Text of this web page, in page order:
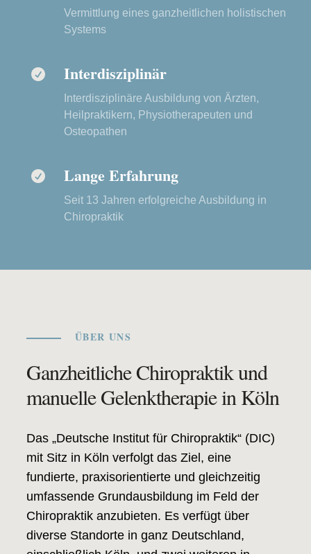
Vermittlung eines ganzheitlichen holistischen
Systems
 Interdisziplinär
Interdisziplinäre Ausbildung von Ärzten,
Heilpraktikern, Physiotherapeuten und
Osteopathen
 Lange Erfahrung
Seit 13 Jahren erfolgreiche Ausbildung in
Chiropraktik
ÜBER UNS
Ganzheitliche Chiropraktik und
manuelle Gelenktherapie in Köln
Das „Deutsche Institut für Chiropraktik“ (DIC)
mit Sitz in Köln verfolgt das Ziel, eine
fundierte, praxisorientierte und gleichzeitig
umfassende Grundausbildung im Feld der
Chiropraktik anzubieten. Es verfügt über
diverse Standorte in ganz Deutschland,